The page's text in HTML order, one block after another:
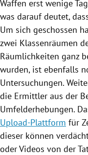
Waffen erst wenige
was darauf deutet,
Um sich geschossen
zwei Klassenräumen
Räumlichkeiten ganz
wurden, ist ebenfalls
Untersuchungen.
die Ermittler aus der
Umfelderhebungen.
Upload-Plattform für
dieser können
oder Videos von der